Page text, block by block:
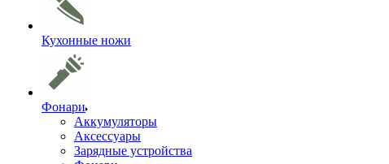
Кухонные ножи
Фонари
Аккумуляторы
Аксессуары
Зарядные устройства